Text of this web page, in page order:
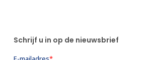
Schrijf u in op de nieuwsbrief